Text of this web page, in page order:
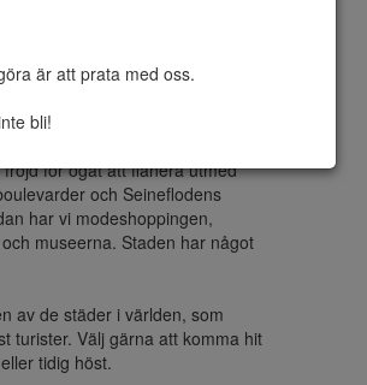
är att prata med oss.
bli!
invånare och med förorter över
för ögat att flanera utmed
och Seineflodens
har vi modeshoppingen,
museerna. Staden har något
av de städer i världen, som
turister. Välj gärna att komma hit
tidig höst.